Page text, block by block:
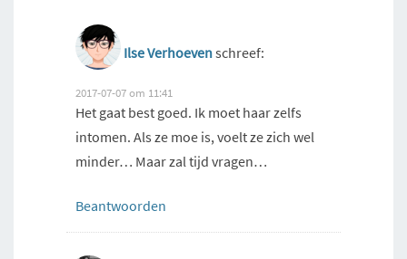
Ilse Verhoevenschreef:
2017-07-07 om 11:41
Het gaat best goed. Ik moet haar zelfs
intomen. Als ze moe is, voelt ze zich wel
minder… Maar zal tijd vragen…
Beantwoorden